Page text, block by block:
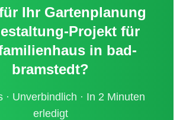
Ihr Gartenplanung
-Projekt für
in bad-
bramstedt?
· Unverbindlich · In 2 Minuten
erledigt